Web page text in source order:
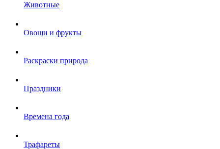
Животные
Овощи и фрукты
Раскраски природа
Праздники
Времена года
Трафареты